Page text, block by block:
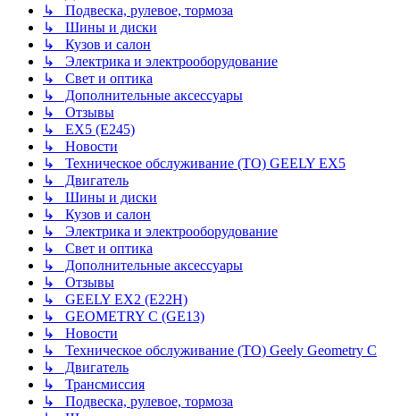
↳ Подвеска, рулевое, тормоза
↳ Шины и диски
↳ Кузов и салон
↳ Электрика и электрооборудование
↳ Свет и оптика
↳ Дополнительные аксессуары
↳ Отзывы
↳ EX5 (E245)
↳ Новости
↳ Техническое обслуживание (ТО) GEELY EX5
↳ Двигатель
↳ Шины и диски
↳ Кузов и салон
↳ Электрика и электрооборудование
↳ Свет и оптика
↳ Дополнительные аксессуары
↳ Отзывы
↳ GEELY EX2 (E22H)
↳ GEOMETRY C (GE13)
↳ Новости
↳ Техническое обслуживание (ТО) Geely Geometry C
↳ Двигатель
↳ Трансмиссия
↳ Подвеска, рулевое, тормоза